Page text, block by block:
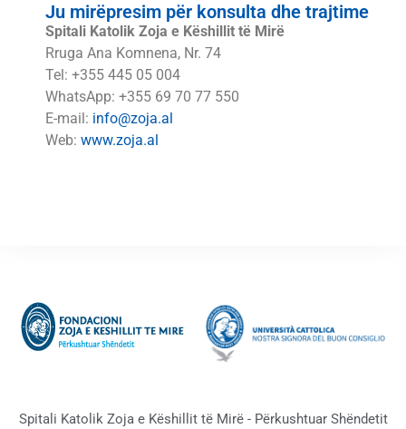
Ju mirëpresim për konsulta dhe trajtime
Spitali Katolik Zoja e Këshillit të Mirë
Rruga Ana Komnena, Nr. 74
Tel: +355 445 05 004
WhatsApp: +355 69 70 77 550
E-mail: info@zoja.al
Web: www.zoja.al
Spitali Katolik Zoja e Këshillit të Mirë - Përkushtuar Shëndetit